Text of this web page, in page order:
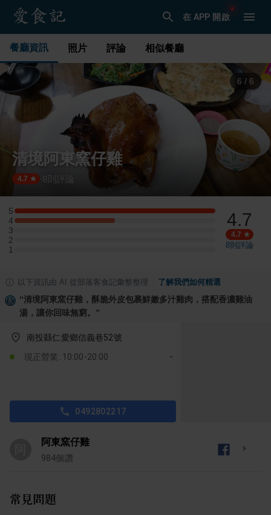
在 APP 開啟
餐廳資訊 照片 評論 相似餐廳
1 / 6
清境阿東窯仔雞
4.7 8 則評論
5
5 星：2 則評論
4
4 星：1 則評論
3
3 星：0 則評論
2
2 星：0 則評論
1
1 星：0 則評論
4.7
4.7
8則評論
以下資訊由 AI 從部落客食記彙整整理 了解我們如何精選
“清境阿東窯仔雞，酥脆外皮包裹鮮嫩多汁雞肉，搭配香濃雞油
湯，讓你回味無窮。 ”
南投縣仁愛鄉信義巷52號
現正營業: 10:00-20:00
0492802217
阿東窯仔雞
984個讚
常見問題